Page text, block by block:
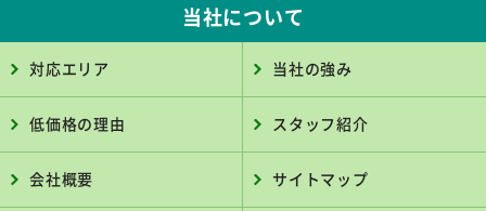
当社について
対応エリア 当社の強み
低価格の理由 スタッフ紹介
会社概要 サイトマップ